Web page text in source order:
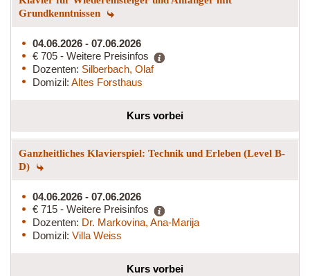
Grundkenntnissen
04.06.2026 - 07.06.2026
€ 705 - Weitere Preisinfos
Dozenten: Silberbach, Olaf
Domizil: Altes Forsthaus
Kurs vorbei
Ganzheitliches Klavierspiel: Technik und Erleben (Level B-
D)
04.06.2026 - 07.06.2026
€ 715 - Weitere Preisinfos
Dozenten: Dr. Markovina, Ana-Marija
Domizil: Villa Weiss
Kurs vorbei